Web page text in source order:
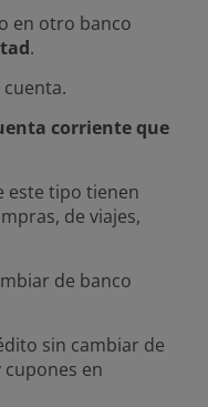
en otro banco
.
corriente que
este tipo tienen
de viajes,
de banco
sin cambiar de
cupones en